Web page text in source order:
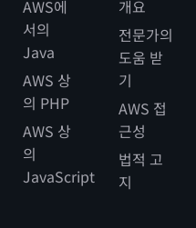
AWS에
서의
Java
AWS 상
의 PHP
AWS 상
의
JavaScript
개요
전문가의
도움 받
기
AWS 접
근성
법적 고
지